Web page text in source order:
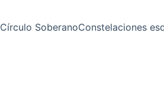
Círculo SoberanoConstelaciones